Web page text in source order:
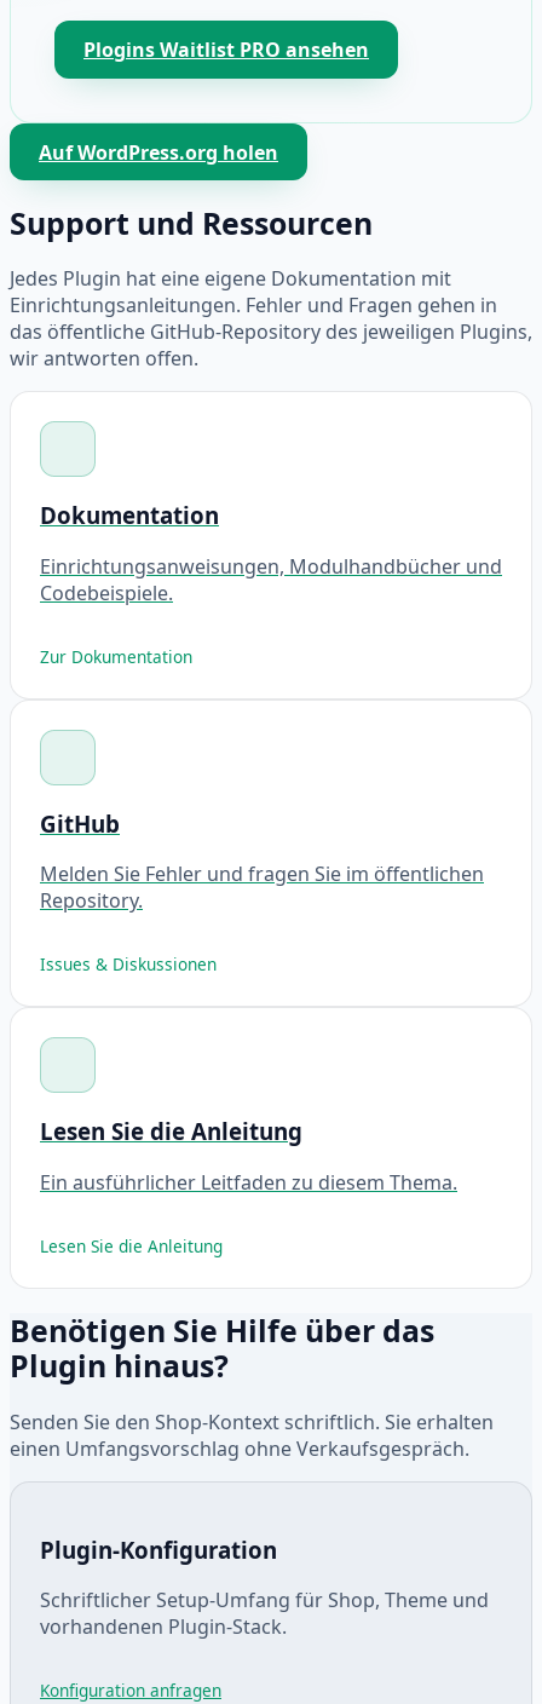
Plogins Waitlist PRO ansehen
Auf WordPress.org holen
Support und Ressourcen
Jedes Plugin hat eine eigene Dokumentation mit
Einrichtungsanleitungen. Fehler und Fragen gehen in
das öffentliche GitHub-Repository des jeweiligen Plugins,
wir antworten offen.
Dokumentation
Einrichtungsanweisungen, Modulhandbücher und
Codebeispiele.
Zur Dokumentation
GitHub
Melden Sie Fehler und fragen Sie im öffentlichen
Repository.
Issues & Diskussionen
Lesen Sie die Anleitung
Ein ausführlicher Leitfaden zu diesem Thema.
Lesen Sie die Anleitung
Benötigen Sie Hilfe über das
Plugin hinaus?
Senden Sie den Shop-Kontext schriftlich. Sie erhalten
einen Umfangsvorschlag ohne Verkaufsgespräch.
Plugin-Konfiguration
Schriftlicher Setup-Umfang für Shop, Theme und
vorhandenen Plugin-Stack.
Konfiguration anfragen